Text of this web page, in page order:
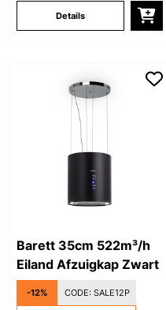
Details
Barett 35cm 522m³/h
Eiland Afzuigkap Zwart
-12% CODE: SALE12P